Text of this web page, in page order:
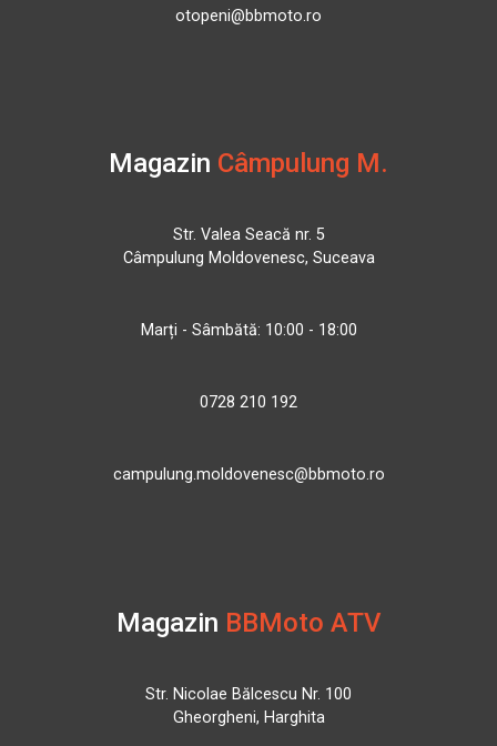
otopeni@bbmoto.ro
Magazin Câmpulung M.
Str. Valea Seacă nr. 5
Câmpulung Moldovenesc, Suceava
Marți - Sâmbătă: 10:00 - 18:00
0728 210 192
campulung.moldovenesc@bbmoto.ro
Magazin BBMoto ATV
Str. Nicolae Bălcescu Nr. 100
Gheorgheni, Harghita